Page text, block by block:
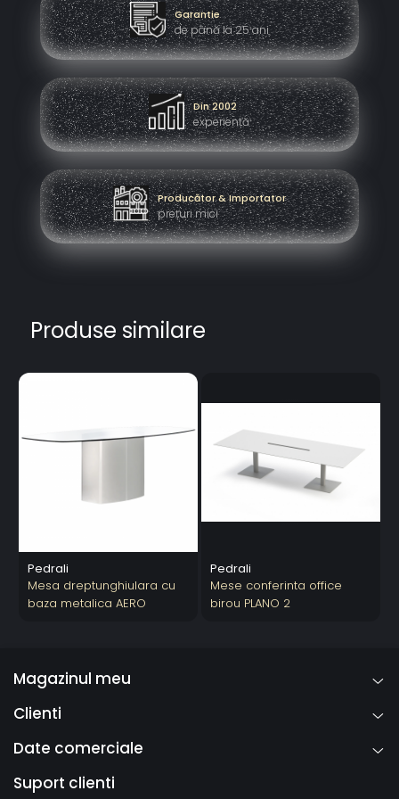
Garantie
de până la 25 ani
Din 2002
experiență
Producător & Importator
prețuri mici
Produse similare
Pedrali
Mesa dreptunghiulara cu
baza metalica AERO
Pedrali
Mese conferinta office
birou PLANO 2
Magazinul meu
Clienti
Date comerciale
Suport clienti